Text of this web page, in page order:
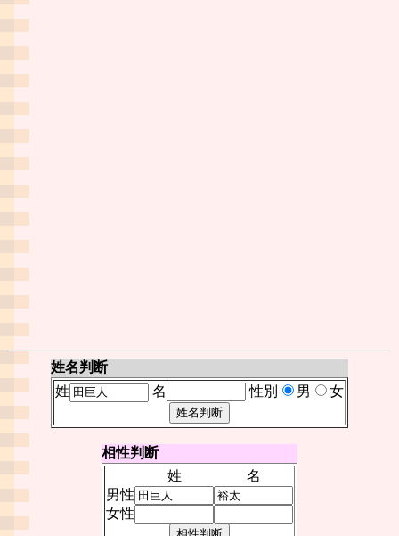
姓名判断
姓
名 性別 男 女
相性判断
姓
名
男性
女性